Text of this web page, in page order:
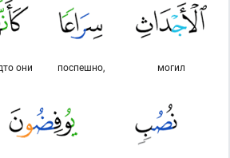
могил
поспешно,
они